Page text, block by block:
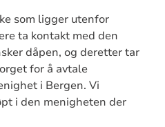
som ligger utenfor
ta kontakt med den
dåpen, og deretter tar
for å avtale
i Bergen. Vi
i den menigheten der